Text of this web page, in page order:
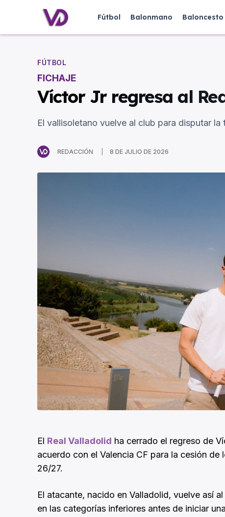
Fútbol Balonmano Baloncesto
FÚTBOL
FICHAJE
Víctor Jr regresa al
El vallisoletano vuelve al club para disputar
REDACCIÓN 8 DE JULIO DE 2026
El Real Valladolid ha cerrado el regreso de
acuerdo con el Valencia CF para la cesión
26/27.
El atacante, nacido en Valladolid, vuelve así
en las categorías inferiores antes de iniciar